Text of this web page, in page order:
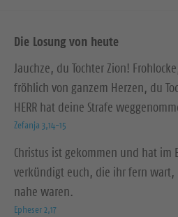
Die Losung von heute
Jauchze, du Tochter Zion!
fröhlich von ganzem Herzen, du
HERR hat deine Strafe
Zefanja 3,14-15
Christus ist gekommen und hat im
verkündigt euch, die ihr fern
nahe waren.
Epheser 2,17